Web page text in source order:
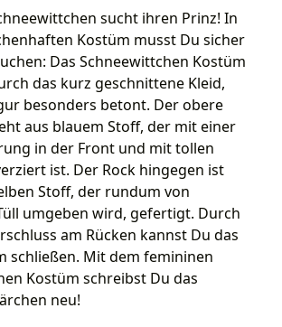
sucht ihren Prinz! In
Kostüm musst Du sicher
Das Schneewittchen Kostüm
das kurz geschnittene Kleid,
besonders betont. Der obere
aus blauem Stoff, der mit einer
in der Front und mit tollen
ist. Der Rock hingegen ist
Stoff, der rundum von
umgeben wird, gefertigt. Durch
am Rücken kannst Du das
schließen. Mit dem femininen
Kostüm schreibst Du das
neu!